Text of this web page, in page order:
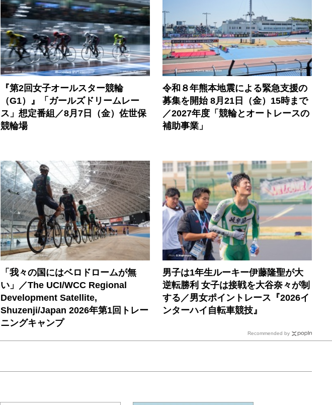
『第2回女子オールスター競輪
（G1）』「ガールズドリームレー
ス」想定番組／8月7日（金）佐世保
競輪場
令和８年熊本地震による緊急支援の
募集を開始 8月21日（金）15時まで
／2027年度「競輪とオートレースの
補助事業」
「我々の国にはベロドロームが無
い」／The UCI/WCC Regional
Development Satellite,
Shuzenji/Japan 2026年第1回トレー
ニングキャンプ
男子は1年生ルーキー伊藤隆聖が大
逆転勝利 女子は接戦を大谷奈々が制
する／男女ポイントレース『2026イ
ンターハイ自転車競技』
Recommended by